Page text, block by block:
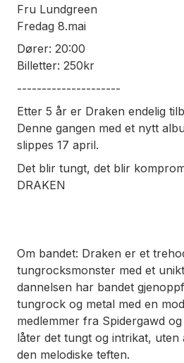
Fru Lundgreen
Fredag 8.mai
Dører: 20:00
Billetter: 250kr
---------------------
Etter 5 år er Draken endelig
Denne gangen med et nytt
slippes 17 april.
Det blir tungt, det blir
DRAKEN
Om bandet: Draken er et
tungrocksmonster med et
dannelsen har bandet
tungrock og metal med en
medlemmer fra Spidergawd
låter det tungt og intrikat, uten
den melodiske teften.